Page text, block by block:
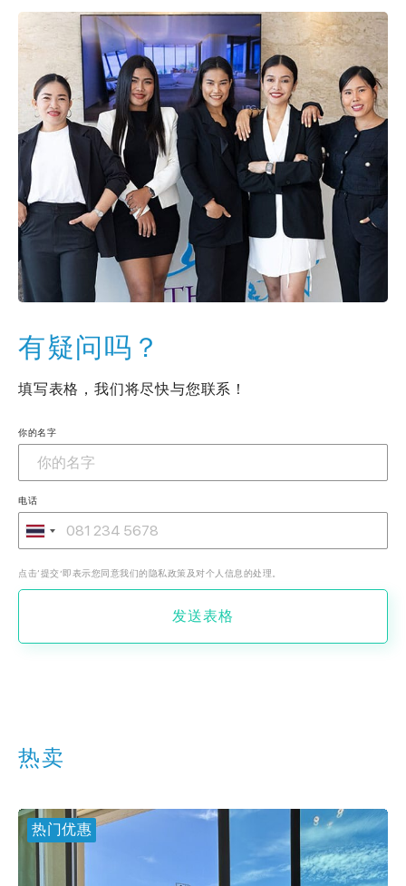
有疑问吗？
填写表格，我们将尽快与您联系！
你的名字
电话
点击‘提交’即表示您同意我们的隐私政策及对个人信息的处理。
发送表格
热卖
热门优惠